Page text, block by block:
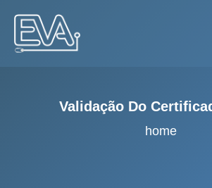
Validação Do
home